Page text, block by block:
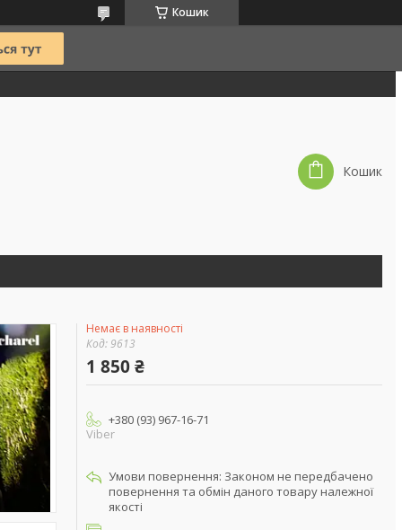
Кошик
Кошик
Немає в наявності
Код:9613
1 850 ₴
+380 (93) 967-16-71
Viber
Законом не передбачено
повернення та обмін даного товару належної
якості